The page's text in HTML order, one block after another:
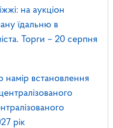
на аукціон
їдальню в
Торги – 20 серпня
встановлення
рік